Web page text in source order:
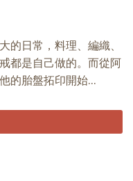
的日常，料理、編織、
都是自己做的。而從阿
的胎盤拓印開始...